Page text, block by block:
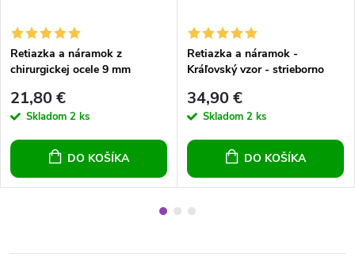
Retiazka a náramok z
chirurgickej ocele 9 mm
21,80 €
Skladom 2 ks
DO KOŠÍKA
Retiazka a náramok -
Kráľovský vzor - strieborno
34,90 €
Skladom 2 ks
DO KOŠÍKA